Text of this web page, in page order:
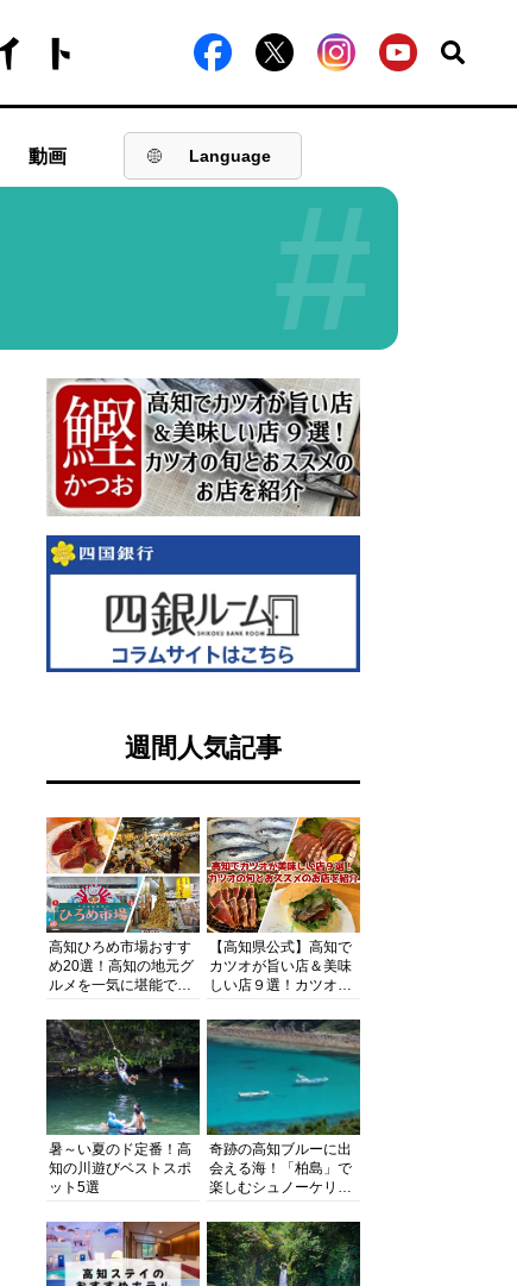
動画 Language
#
週間人気記事
高知ひろめ市場おすす
め20選！高知の地元グ
ルメを一気に堪能でき
底解剖
【高知県公式】高知で
カツオが旨い店＆美味
しい店９選！カツオの
紹介
暑～い夏のド定番！高
知の川遊びベストスポ
ット5選
奇跡の高知ブルーに出
会える海！「柏島」で
楽しむシュノーケリン
浴にキャンプまで透明
度抜群の海の楽園を徹
底紹介